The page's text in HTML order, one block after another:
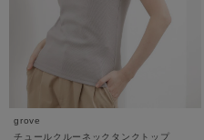
grove
チュールクルーネックタンクトップ